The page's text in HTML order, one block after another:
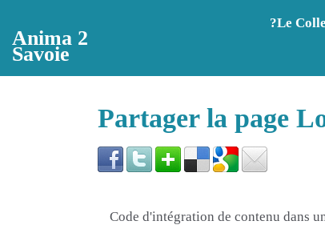
Anima 2
Savoie
?️Le
Partager la page
Code d'intégration de contenu dans